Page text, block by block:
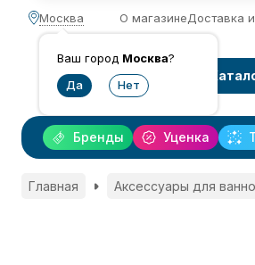
Москва
Ваш город Москва?
О магазинеДоставка
Уценка
Бренды
Главная Аксессуары для